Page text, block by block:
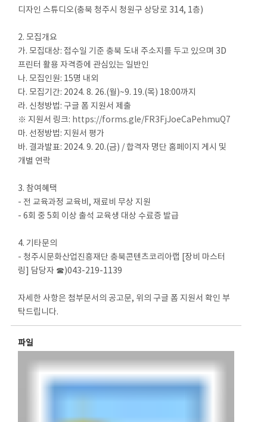
디자인 스튜디오(충북 청주시 청원구 상당로 314, 1층)
2. 모집개요
가. 모집대상: 접수일 기준 충북 도내 주소지를 두고 있으며 3D
프린터 활용 자격증에 관심있는 일반인
나. 모집인원: 15명 내외
다. 모집기간: 2024. 8. 26.(월)~9. 19.(목) 18:00까지
라. 신청방법: 구글 폼 지원서 제출
※ 지원서 링크: https://forms.gle/FR3FjJoeCaPehmuQ7
마. 선정방법: 지원서 평가
바. 결과발표: 2024. 9. 20.(금) / 합격자 명단 홈페이지 게시 및
개별 연락
3. 참여혜택
- 전 교육과정 교육비, 재료비 무상 지원
- 6회 중 5회 이상 출석 교육생 대상 수료증 발급
4. 기타문의
- 청주시문화산업진흥재단 충북콘텐츠코리아랩 [장비 마스터
링] 담당자 ☎)043-219-1139
자세한 사항은 첨부문서의 공고문, 위의 구글 폼 지원서 확인 부
탁드립니다.
파일